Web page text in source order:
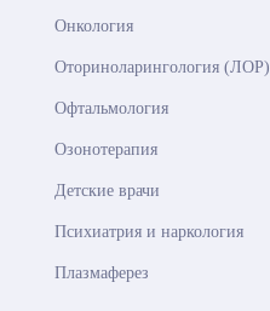
Онкология
Оториноларингология (ЛОР)
Офтальмология
Озонотерапия
Детские врачи
Психиатрия и наркология
Плазмаферез